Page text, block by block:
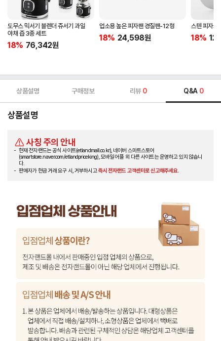
도무스 믹서기 블렌더 쥬서기 과일
야채 즙 3종 세트
18% 76,342원
업소용 높은 피자팬 경질팬-12형
18% 24,598원
스텐 피자커
18%
상품설명 구매정보 리뷰 0 Q&A 0
상품설명
사칭 주의 안내
현재 전자랜드는 공식 사이트(etlandmall.co.kr), 네이버 스마트스토어
(smartstore.naver.com/etlandpriceking), 모바일 어플 외 다른 사이트는 운영하고 있지 않습니
다.
판매자가 현금 거래 요구 시, 거부하시고즉시 전자랜드 고객센터로 신고해주세요.